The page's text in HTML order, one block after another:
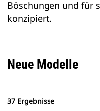
Böschungen und für
konzipiert.
Neue Modelle
37 Ergebnisse